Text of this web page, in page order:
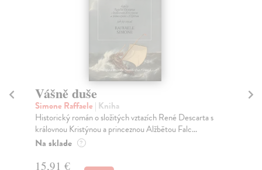
Vášně duše
Simone Raffaele | Kniha
Historický román o složitých vztazích René Descarta s
královnou Kristýnou a princeznou Alžbětou Falc...
Na sklade ?
15,91 €